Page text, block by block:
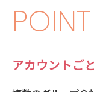
アカウントご